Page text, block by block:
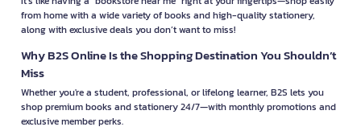
from home with a wide variety of books and high-quality stationery,
along with exclusive deals you don’t want to miss!
Why B2S Online Is the Shopping Destination You Shouldn’t
Miss
Whether you're a student, professional, or lifelong learner, B2S lets you
shop premium books and stationery 24/7—with monthly promotions and
exclusive member perks.